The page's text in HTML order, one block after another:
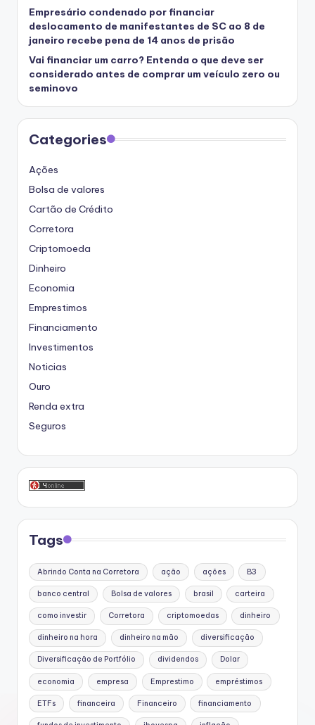
Empresário condenado por financiar
deslocamento de manifestantes de SC ao 8 de
janeiro recebe pena de 14 anos de prisão
Vai financiar um carro? Entenda o que deve ser
considerado antes de comprar um veículo zero ou
seminovo
Categories
Ações
Bolsa de valores
Cartão de Crédito
Corretora
Criptomoeda
Dinheiro
Economia
Emprestimos
Financiamento
Investimentos
Noticias
Ouro
Renda extra
Seguros
Tags
Abrindo Conta na Corretora ação ações B3
banco central Bolsa de valores brasil carteira
como investir Corretora criptomoedas dinheiro
dinheiro na hora dinheiro na mão diversificação
Diversificação de Portfólio dividendos Dolar
economia empresa Emprestimo empréstimos
ETFs financeira Financeiro financiamento